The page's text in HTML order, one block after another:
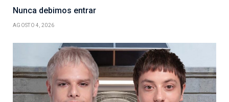
Nunca debimos entrar
AGOSTO 4, 2026